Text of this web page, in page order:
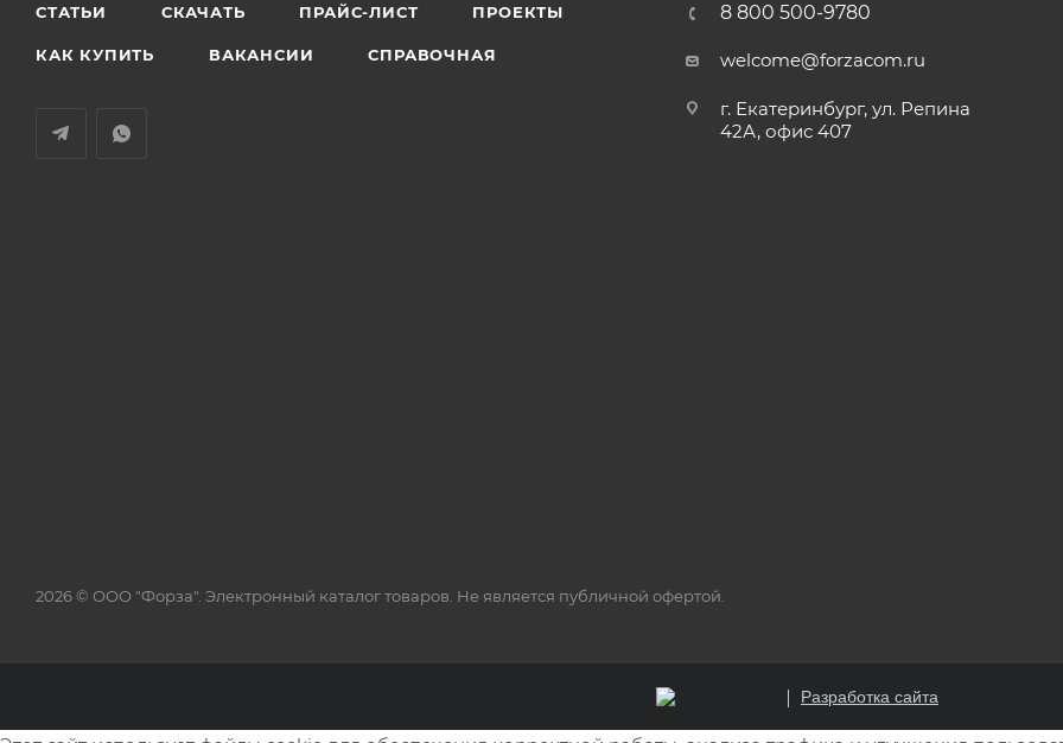
СТАТЬИ СКАЧАТЬ ПРАЙС-ЛИСТ ПРОЕКТЫ
КАК КУПИТЬ ВАКАНСИИ СПРАВОЧНАЯ
8 800 500-9780
welcome@forzacom.ru
г. Екатеринбург, ул. Репина
42А, офис 407
2026 © ООО "Форза". Электронный каталог товаров. Не является публичной офертой.
Разработка сайта